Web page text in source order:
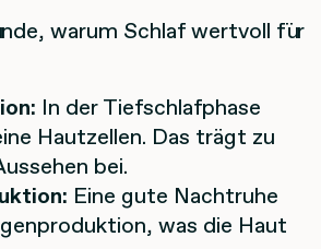
warum Schlaf wertvoll für
In der Tiefschlafphase
Hautzellen. Das trägt zu
bei.
Eine gute Nachtruhe
was die Haut